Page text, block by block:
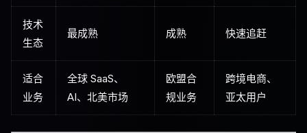
技术
生态
最成熟 成熟 快速追赶
适合
业务
全球 SaaS、
AI、北美市场
欧盟合
规业务
跨境电商、
亚太用户